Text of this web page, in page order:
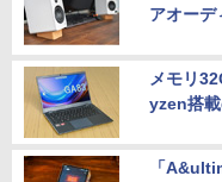
アオーデ
メモリ
yzen搭
「